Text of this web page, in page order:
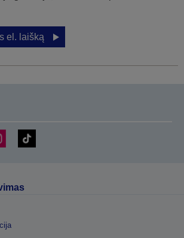
el. laišką